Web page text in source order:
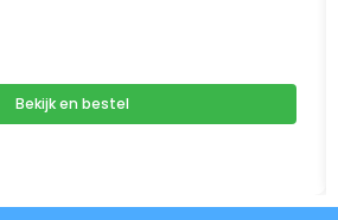
Bekijk en bestel